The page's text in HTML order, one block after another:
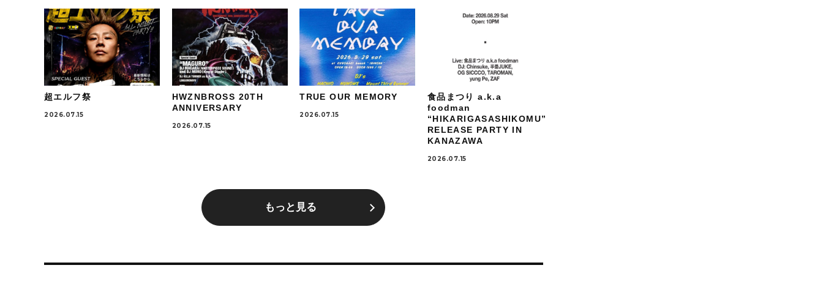
超エルフ祭
2026.07.15
HWZNBROSS 20TH
ANNIVERSARY
2026.07.15
TRUE OUR MEMORY
2026.07.15
食品まつり a.k.a
foodman
“HIKARIGASASHIKOMU”
RELEASE PARTY IN
KANAZAWA
2026.07.15
もっと見る